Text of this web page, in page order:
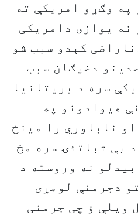
په وګړو امریکې ته
نه یوازی دامریکی
کېدو سبب شو
دخپګان سبب
سره د بریتانیا
هیوادونو په
ناباوري را مینځ
بې ثباتئۍ سره مخ
نه وروسته د
دجرمنې لومړی
ویلې ؤ چی جرمنی